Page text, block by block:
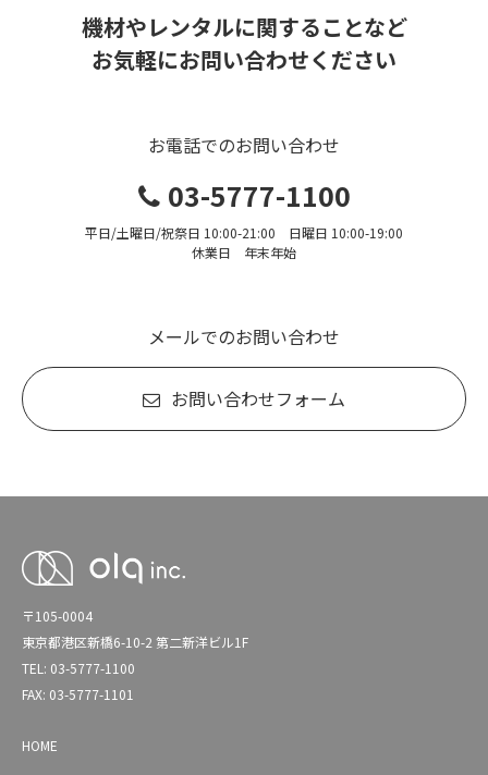
機材やレンタルに関することなど
お気軽にお問い合わせください
お電話でのお問い合わせ
03-5777-1100
平日/土曜日/祝祭日 10:00-21:00 日曜日 10:00-19:00
休業日 年末年始
メールでのお問い合わせ
お問い合わせフォーム
〒105-0004
東京都港区新橋6-10-2 第二新洋ビル1F
TEL: 03-5777-1100
FAX: 03-5777-1101
HOME